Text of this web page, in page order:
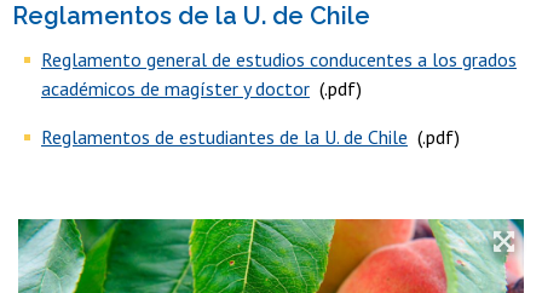
Reglamentos de la U. de Chile
Reglamento general de estudios conducentes a los grados
académicos de magíster y doctor (.pdf)
Reglamentos de estudiantes de la U. de Chile (.pdf)